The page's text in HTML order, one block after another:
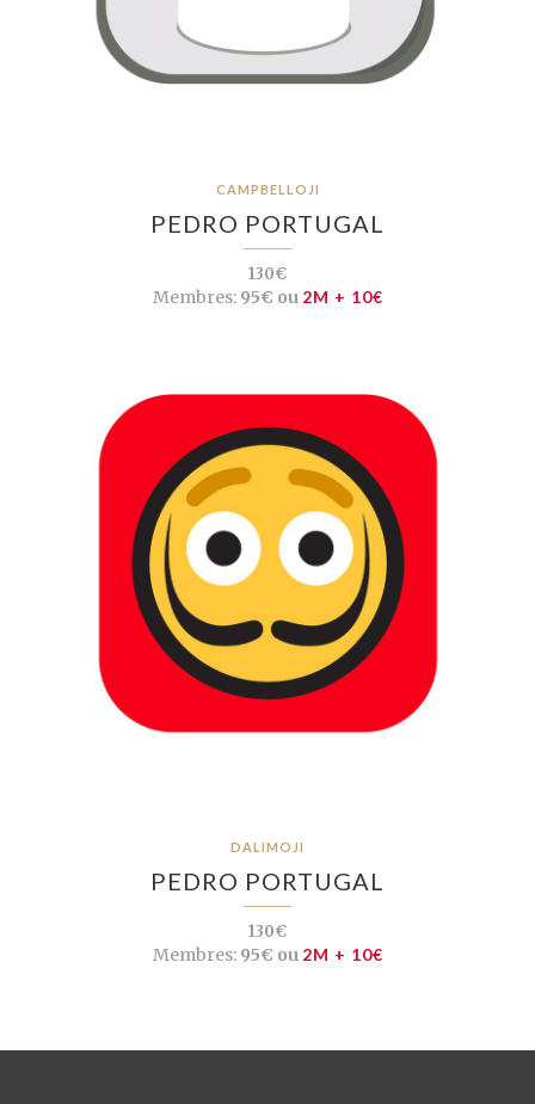
CAMPBELLOJI
PEDRO PORTUGAL
130€
Membres:95€ ou 2M + 10€
DALIMOJI
PEDRO PORTUGAL
130€
Membres:95€ ou 2M + 10€